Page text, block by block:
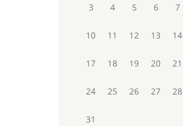
3 4 5 6 7
10 11 12 13 14
17 18 19 20 21
24 25 26 27 28
31